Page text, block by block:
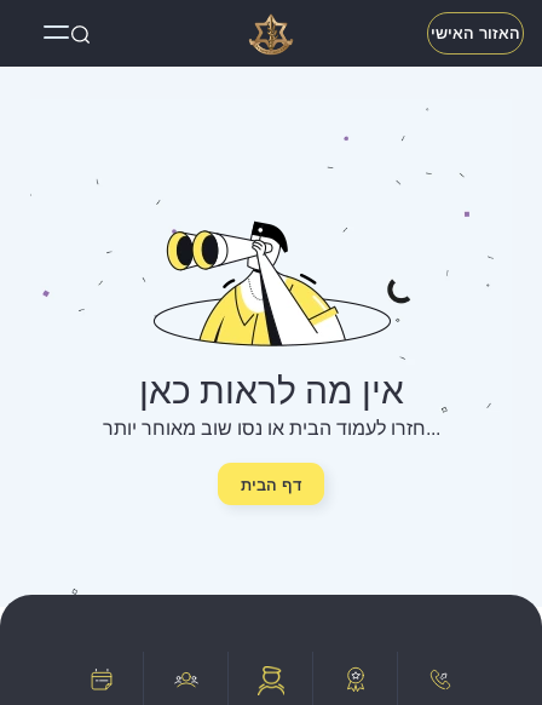
האזור האישי
אין מה לראות כאן
חזרו לעמוד הבית או נסו שוב מאוחר יותר...
דף הבית